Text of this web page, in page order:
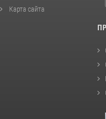
Карта сайта